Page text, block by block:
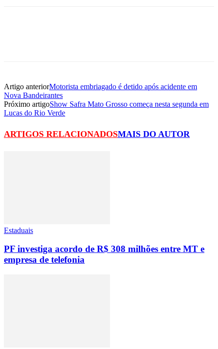
Artigo anteriorMotorista embriagado é detido após acidente em
Nova Bandeirantes
Próximo artigoShow Safra Mato Grosso começa nesta segunda em
Lucas do Rio Verde
ARTIGOS RELACIONADOSMAIS DO AUTOR
Estaduais
PF investiga acordo de R$ 308 milhões entre MT e
empresa de telefonia